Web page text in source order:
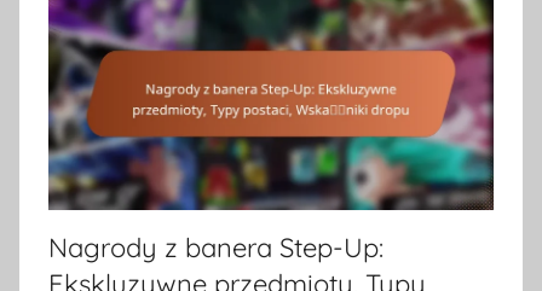
Nagrody z banera Step-Up:
Ekskluzywne przedmioty, Typy